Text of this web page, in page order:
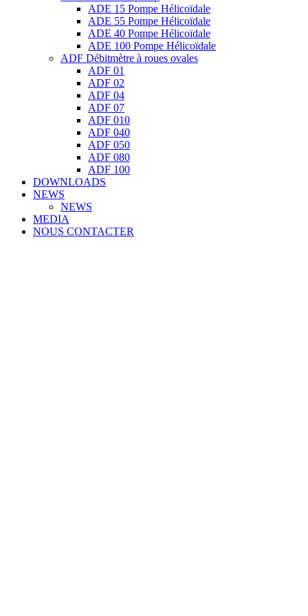
ADE 15 Pompe Ηélicoïdale
ADE 55 Pompe Ηélicoïdale
ADE 40 Pompe Ηélicoïdale
ADE 100 Pompe Ηélicoïdale
ADF Débitmètre à roues ovales
ADF 01
ADF 02
ADF 04
ADF 07
ADF 010
ADF 040
ADF 050
ADF 080
ADF 100
DOWNLOADS
NEWS
NEWS
MEDIA
NOUS CONTACTER